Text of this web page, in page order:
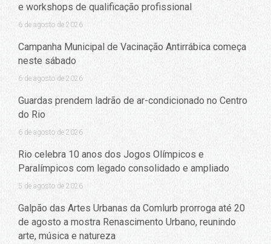
e workshops de qualificação profissional
6 de agosto de 2026
Campanha Municipal de Vacinação Antirrábica começa
neste sábado
6 de agosto de 2026
Guardas prendem ladrão de ar-condicionado no Centro
do Rio
6 de agosto de 2026
Rio celebra 10 anos dos Jogos Olímpicos e
Paralímpicos com legado consolidado e ampliado
5 de agosto de 2026
Galpão das Artes Urbanas da Comlurb prorroga até 20
de agosto a mostra Renascimento Urbano, reunindo
arte, música e natureza